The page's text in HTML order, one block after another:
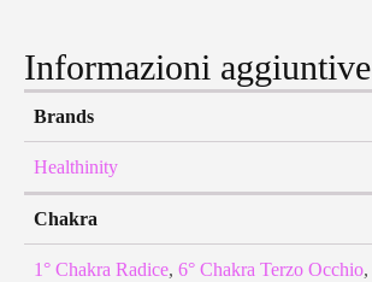
Informazioni aggiuntive
Brands
Healthinity
Chakra
1° Chakra Radice, 6° Chakra Terzo Occhio,